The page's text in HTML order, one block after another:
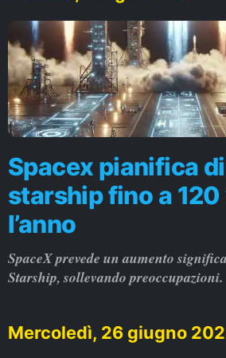
Spacex pianifica
starship fino a
l’anno
SpaceX prevede un aumento
Starship, sollevando preoccupazioni.
Mercoledì, 26 giugno